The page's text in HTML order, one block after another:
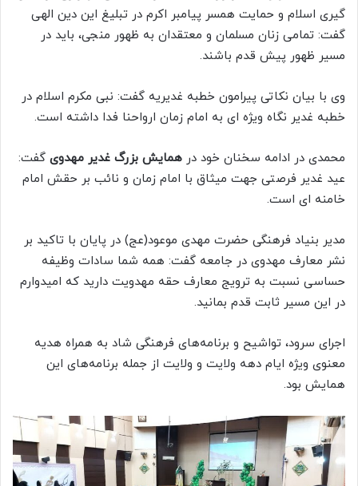
گیری اسلام و حمایت همسر پیامبر اکرم در تبلیغ این دین الهی
گفت: تمامی زنان مسلمان و معتقدان به ظهور منجی، باید در
مسیر ظهور پیش قدم باشند.
وی با بیان نکاتی پیرامون خطبه غدیریه گفت: نبی مکرم اسلام در
خطبه غدیر نگاه ویژه ای به امام زمان ارواحنا فدا داشته است.
محمدی در ادامه سخنان خود در همایش بزرگ غدیر مهدوی گفت:
عید غدیر فرصتی جهت میثاق با امام زمان و نائب بر حقش امام
خامنه ای است.
مدیر بنیاد فرهنگی حضرت مهدی موعود(عج) در پایان با تاکید بر
نشر معارف مهدوی در جامعه گفت: همه شما سادات وظیفه
حساسی نسبت به ترویج معارف حقه مهدویت دارید که امیدوارم
در این مسیر ثابت قدم بمانید.
اجرای سرود، تواشیح و برنامه‌های فرهنگی شاد به همراه هدیه
معنوی ویژه ایام دهه ولایت و ولایت از جمله برنامه‌های این
همایش بود.